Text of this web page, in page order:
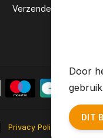
Verzenden &
Privacy Policy Sitemap
Door
DIT